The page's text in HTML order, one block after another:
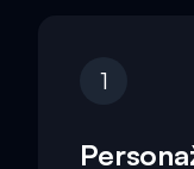
1